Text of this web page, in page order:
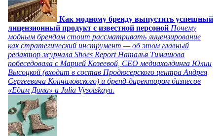
Как модному бренду выпустить успешный
лицензионный продукт с известной персоной Почему
модным брендам стоит рассматривать лицензирование
как стратегический инструмент — об этом главный
редактор журнала Shoes Report Наталья Тимашова
побеседовала с Марией Козеевой, СЕО медиахолдинга Юлии
Высоцкой (входит в состав Продюсерского центра Андрея
Сергеевича Кончаловского) и бренд-директором бизнесов
«Едим Дома» и Julia Vysotskaya.